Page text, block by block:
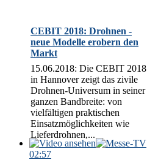
CEBIT 2018: Drohnen -
neue Modelle erobern den
Markt
15.06.2018: Die CEBIT 2018
in Hannover zeigt das zivile
Drohnen-Universum in seiner
ganzen Bandbreite: von
vielfältigen praktischen
Einsatzmöglichkeiten wie
Lieferdrohnen,...
02:57